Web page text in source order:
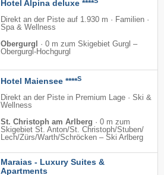
Hotel Alpina deluxe ****
Direkt an der Piste auf 1.930 m · Familien ·
Spa & Wellness
Obergurgl
· 0 m zum Skigebiet Gurgl –
Obergurgl-Hochgurgl
Hotel Maiensee ****S
Direkt an der Piste in Premium Lage · Ski &
Wellness
St. Christoph am Arlberg · 0 m zum
Skigebiet St. Anton/​St. Christoph/​Stuben/​
Lech/​Zürs/​Warth/​Schröcken – Ski Arlberg
Maraias - Luxury Suites &
Apartments